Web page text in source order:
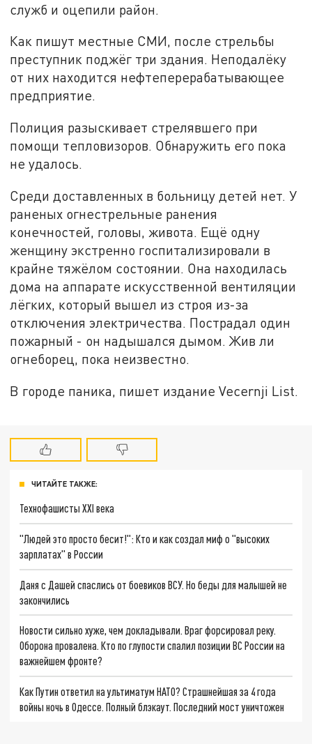
служб и оцепили район.
Как пишут местные СМИ, после стрельбы
преступник поджёг три здания. Неподалёку
от них находится нефтеперерабатывающее
предприятие.
Полиция разыскивает стрелявшего при
помощи тепловизоров. Обнаружить его пока
не удалось.
Среди доставленных в больницу детей нет. У
раненых огнестрельные ранения
конечностей, головы, живота. Ещё одну
женщину экстренно госпитализировали в
крайне тяжёлом состоянии. Она находилась
дома на аппарате искусственной вентиляции
лёгких, который вышел из строя из-за
отключения электричества. Пострадал один
пожарный - он надышался дымом. Жив ли
огнеборец, пока неизвестно.
В городе паника, пишет издание Vecernji List.
ЧИТАЙТЕ ТАКЖЕ:
Технофашисты XXI века
"Людей это просто бесит!": Кто и как создал миф о "высоких
зарплатах" в России
Даня с Дашей спаслись от боевиков ВСУ. Но беды для малышей не
закончились
Новости сильно хуже, чем докладывали. Враг форсировал реку.
Оборона провалена. Кто по глупости спалил позиции ВС России на
важнейшем фронте?
Как Путин ответил на ультиматум НАТО? Страшнейшая за 4 года
войны ночь в Одессе. Полный блэкаут. Последний мост уничтожен